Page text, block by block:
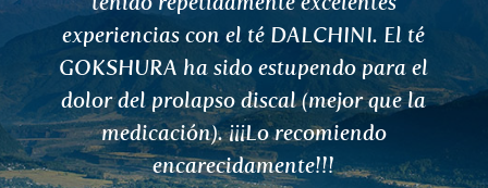
Vláďa